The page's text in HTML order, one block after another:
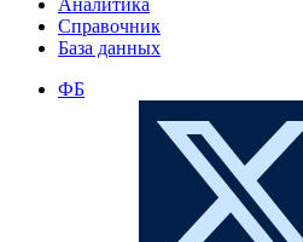
Аналитика
Справочник
База данных
ФБ